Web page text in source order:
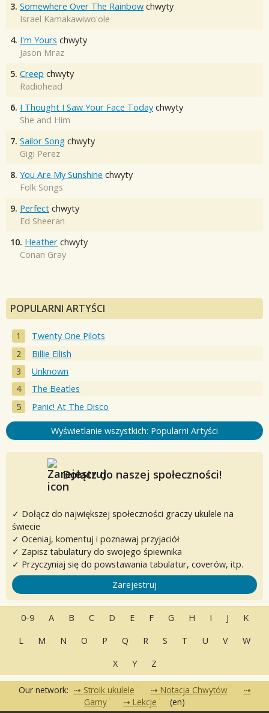
3. Somewhere Over The Rainbow chwyty
Israel Kamakawiwo'ole
4. I'm Yours chwyty
Jason Mraz
5. Creep chwyty
Radiohead
6. I Thought I Saw Your Face Today chwyty
She and Him
7. Sailor Song chwyty
Gigi Perez
8. You Are My Sunshine chwyty
Folk Songs
9. Perfect chwyty
Ed Sheeran
10. Heather chwyty
Conan Gray
POPULARNI ARTYŚCI
Twenty One Pilots
Billie Eilish
Unknown
The Beatles
Panic! At The Disco
Wyświetlanie wszystkich: Popularni Artyści
Dołącz do naszej społeczności!
✓ Dołącz do największej społeczności graczy ukulele na
świecie
✓ Oceniaj, komentuj i poznawaj przyjaciół
✓ Zapisz tabulatury do swojego śpiewnika
✓ Przyczyniaj się do powstawania tabulatur, coverów, itp.
Zarejestruj
0-9 A B C D E F G H I J
K
L
M N O P Q R S T U V
W
X
Y Z
Our network: Stroik ukulele
Notacja Chwytów
Gamy
Lekcje (en)